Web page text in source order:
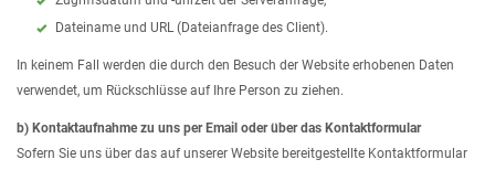
Dateiname und URL (Dateianfrage des Client).
In keinem Fall werden die durch den Besuch der Website erhobenen Daten
verwendet, um Rückschlüsse auf Ihre Person zu ziehen.
b) Kontaktaufnahme zu uns per Email oder über das Kontaktformular
Sofern Sie uns über das auf unserer Website bereitgestellte Kontaktformular